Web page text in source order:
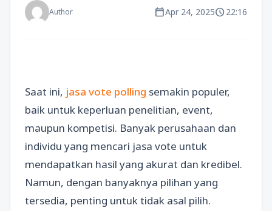
Author calendar_todayApr 24, 2025schedule22:16
Saat ini, jasa vote polling semakin populer,
baik untuk keperluan penelitian, event,
maupun kompetisi. Banyak perusahaan dan
individu yang mencari jasa vote untuk
mendapatkan hasil yang akurat dan kredibel.
Namun, dengan banyaknya pilihan yang
tersedia, penting untuk tidak asal pilih.